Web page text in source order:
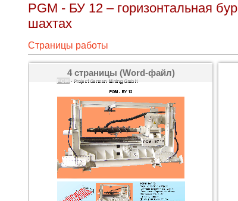
PGM - БУ 12 – горизонтальная
шахтах
Страницы работы
4 страницы (Word-файл)